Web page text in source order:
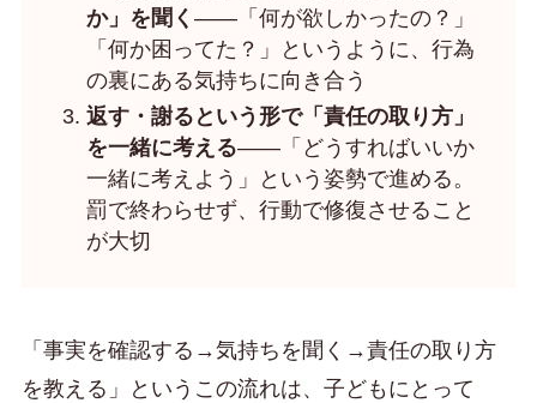
か」を聞く ——「何が欲しかったの？」
「何か困ってた？」というように、行為
の裏にある気持ちに向き合う
返す・謝るという形で「責任の取り方」
を一緒に考える——「どうすればいいか
一緒に考えよう」という姿勢で進める。
罰で終わらせず、行動で修復させること
が大切
「事実を確認する→気持ちを聞く→責任の取り方
を教える」というこの流れは、子どもにとって